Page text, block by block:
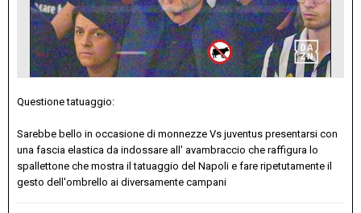
Questione tatuaggio:
Sarebbe bello in occasione di monnezze Vs juventus presentarsi con
una fascia elastica da indossare all' avambraccio che raffigura lo
spallettone che mostra il tatuaggio del Napoli e fare ripetutamente il
gesto dell'ombrello ai diversamente campani